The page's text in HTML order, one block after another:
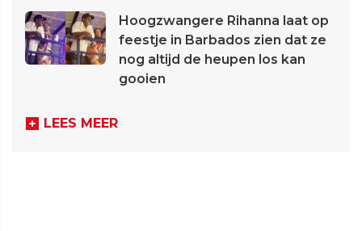
Hoogzwangere Rihanna laat op
feestje in Barbados zien dat ze
nog altijd de heupen los kan
gooien
LEES MEER